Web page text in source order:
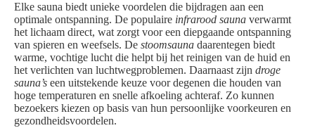
Elke sauna biedt unieke voordelen die bijdragen aan een
optimale ontspanning. De populaire infrarood sauna verwarmt
het lichaam direct, wat zorgt voor een diepgaande ontspanning
van spieren en weefsels. De stoomsauna daarentegen biedt
warme, vochtige lucht die helpt bij het reinigen van de huid en
het verlichten van luchtwegproblemen. Daarnaast zijn droge
sauna’s een uitstekende keuze voor degenen die houden van
hoge temperaturen en snelle afkoeling achteraf. Zo kunnen
bezoekers kiezen op basis van hun persoonlijke voorkeuren en
gezondheidsvoordelen.